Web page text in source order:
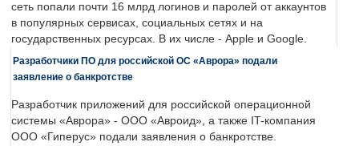
сеть попали почти 16 млрд логинов и паролей от аккаунтов
в популярных сервисах, социальных сетях и на
государственных ресурсах. В их числе - Apple и Google.
Разработчики ПО для российской ОС «Аврора» подали
заявление о банкротстве
Разработчик приложений для российской операционной
системы «Аврора» - ООО «Авроид», а также IT-компания
ООО «Гиперус» подали заявления о банкротстве.